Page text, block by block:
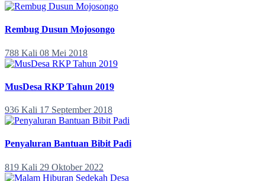
Rembug Dusun Mojosongo
788 Kali 08 Mei 2018
MusDesa RKP Tahun 2019
936 Kali 17 September 2018
Penyaluran Bantuan Bibit Padi
819 Kali 29 Oktober 2022